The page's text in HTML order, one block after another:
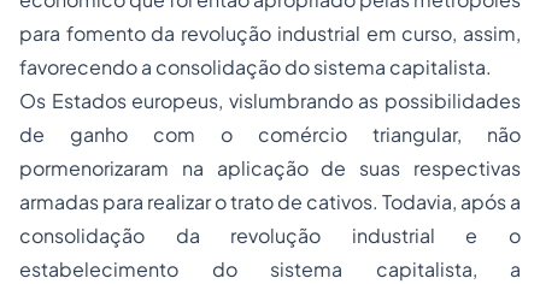
para fomento da revolução industrial em curso, assim,
favorecendo a consolidação do sistema capitalista.
Os Estados europeus, vislumbrando as possibilidades
de ganho com o comércio triangular, não
pormenorizaram na aplicação de suas respectivas
armadas para realizar o trato de cativos. Todavia, após a
consolidação da revolução industrial e o
estabelecimento do sistema capitalista, a